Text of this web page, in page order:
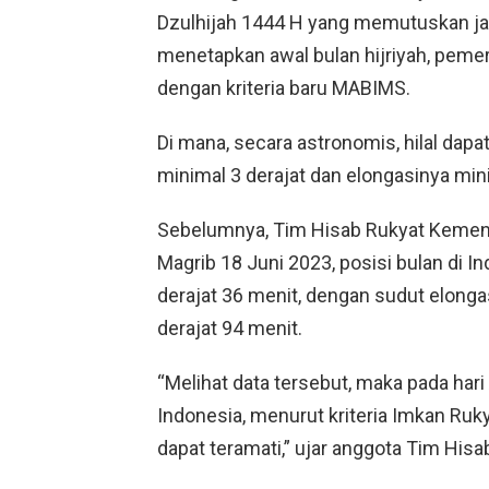
Dzulhijah 1444 H yang memutuskan
menetapkan awal bulan hijriyah,
dengan kriteria baru MABIMS.
Di mana, secara astronomis, hilal
minimal 3 derajat dan elongasinya
Sebelumnya, Tim Hisab Rukyat
Magrib 18 Juni 2023, posisi bulan di
derajat 36 menit, dengan sudut
derajat 94 menit.
“Melihat data tersebut, maka pada
Indonesia, menurut kriteria Imkan
dapat teramati,” ujar anggota Tim